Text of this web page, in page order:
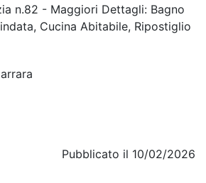
n.82 - Maggiori Dettagli: Bagno
Cucina Abitabile, Ripostiglio
Pubblicato il 10/02/2026